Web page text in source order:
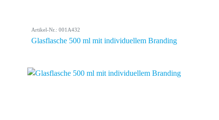
Artikel-Nr.: 001A432
Glasflasche 500 ml mit individuellem Branding